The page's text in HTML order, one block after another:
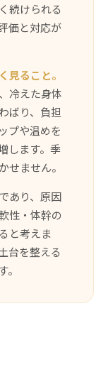
続けられる
価と対応が
見ること。
冷えた身体
ばり、負担
プや温めを
します。季
せません。
あり、原因
性・体幹の
と考えま
台を整える